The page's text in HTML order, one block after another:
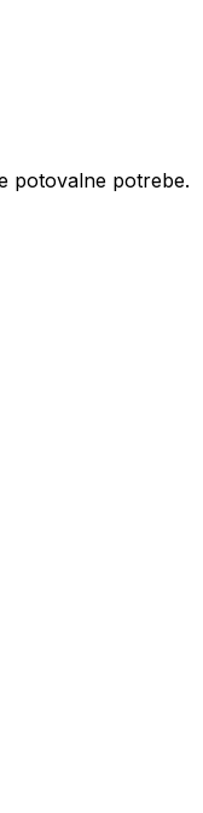
potovalne potrebe.